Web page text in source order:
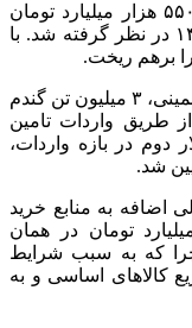
به این ترتیب و با احتساب سایر هزینه‌ها، ۵۵۰ هزار میلیارد تومان
منابع برای خرید تضمینی گندم در سال ۱۴۰۵ در نظر گرفته شد. با
را برهم ریخت.
در بودجه تعیین شد که بیش از رقم خرید تضمینی، ۳ میلیون تن گندم
طریق واردات تامین
تومانی تالار دوم در بازه واردات،
بار مالی اضافه به منابع خرید
شد. این ۹۰ هزار میلیارد تومان در همان
پرداخت شد چرا که به سبب شرایط
کالاهای اساسی و به